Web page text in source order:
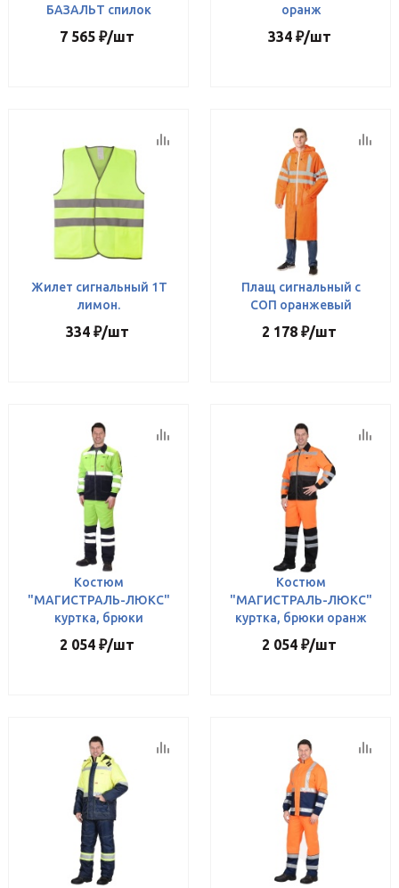
БАЗАЛЬТ спилок
7 565 ₽/шт
оранж
334₽/шт
Жилет сигнальный 1Т
лимон.
334₽/шт
Плащ сигнальный с
СОП оранжевый
2 178 ₽/шт
Костюм
"МАГИСТРАЛЬ-ЛЮКС"
куртка, брюки
2 054 ₽/шт
Костюм
"МАГИСТРАЛЬ-ЛЮКС"
куртка, брюки оранж
2 054 ₽/шт